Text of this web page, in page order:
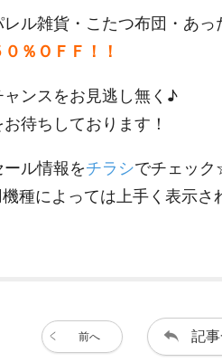
ル雑貨・こたつ布団・あっ
０％ＯＦＦ！！
ャンスをお見逃し無く♪
待ちしております！
ル情報をチラシでチェック
種によっては上手く表示さ
前へ 記